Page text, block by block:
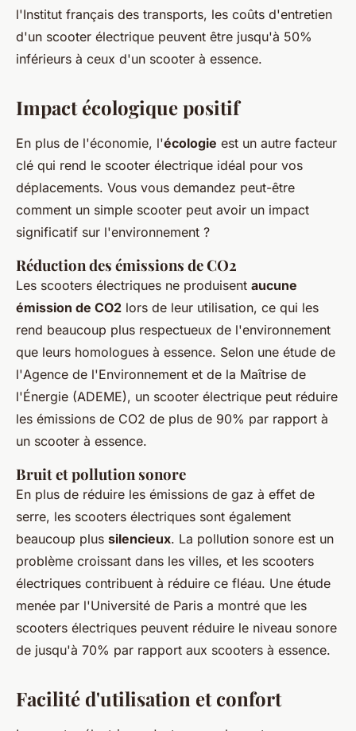
l'Institut français des transports, les coûts d'entretien
d'un scooter électrique peuvent être jusqu'à 50%
inférieurs à ceux d'un scooter à essence.
Impact écologique positif
En plus de l'économie, l'écologie est un autre facteur
clé qui rend le scooter électrique idéal pour vos
déplacements. Vous vous demandez peut-être
comment un simple scooter peut avoir un impact
significatif sur l'environnement ?
Réduction des émissions de CO2
Les scooters électriques ne produisent aucune
émission de CO2 lors de leur utilisation, ce qui les
rend beaucoup plus respectueux de l'environnement
que leurs homologues à essence. Selon une étude de
l'Agence de l'Environnement et de la Maîtrise de
l'Énergie (ADEME), un scooter électrique peut réduire
les émissions de CO2 de plus de 90% par rapport à
un scooter à essence.
Bruit et pollution sonore
En plus de réduire les émissions de gaz à effet de
serre, les scooters électriques sont également
beaucoup plus silencieux. La pollution sonore est un
problème croissant dans les villes, et les scooters
électriques contribuent à réduire ce fléau. Une étude
menée par l'Université de Paris a montré que les
scooters électriques peuvent réduire le niveau sonore
de jusqu'à 70% par rapport aux scooters à essence.
Facilité d'utilisation et confort